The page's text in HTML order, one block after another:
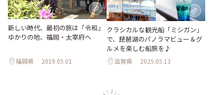
新しい時代、最初の旅は「令和」
ゆかりの地、福岡・太宰府へ
福岡県 2019.05.01
クラシカルな観光船「ミシガン」
で、琵琶湖のパノラマビュー＆グ
ルメを楽しむ船旅を♪
滋賀県 2025.05.13